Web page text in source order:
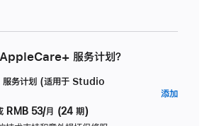
服务计划？
务计划 (适用于 Studio
RMB 53/月 (24 期)
添加